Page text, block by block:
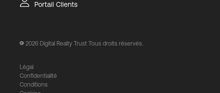
Portail Clients
2026 Digital Realty Trust Tous droits réservés.
Légal
Confidentialité
Conditions